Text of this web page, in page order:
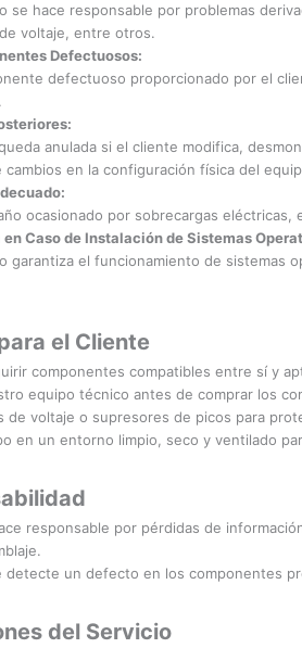
se hace responsable por problemas
voltaje, entre otros.
Defectuosos:
defectuoso proporcionado por el
anulada si el cliente modifica,
cambios en la configuración física del
ocasionado por sobrecargas
Caso de Instalación de Sistemas
garantiza el funcionamiento de
el Cliente
componentes compatibles entre sí y
equipo técnico antes de comprar los
de voltaje o supresores de picos para
en un entorno limpio, seco y ventilado
responsable por pérdidas de
detecte un defecto en los componentes
del Servicio